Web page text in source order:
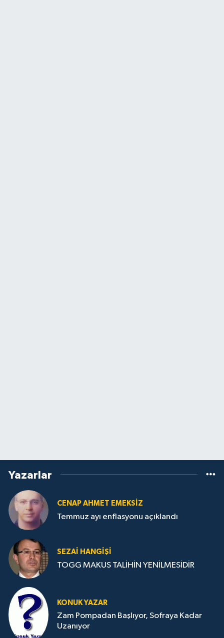
Yazarlar
CENAP AHMET EMEKSİZ
Temmuz ayı enflasyonu açıklandı
SEZAI HANGİŞİ
TOGG MAKUS TALİHİN YENİLMESİDİR
KONUK YAZAR
Zam Pompadan Başlıyor, Sofraya Kadar
Uzanıyor